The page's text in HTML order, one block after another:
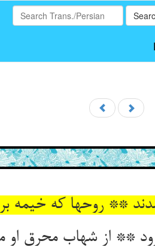
** روحها که خیمه
** از شهاب محرق او